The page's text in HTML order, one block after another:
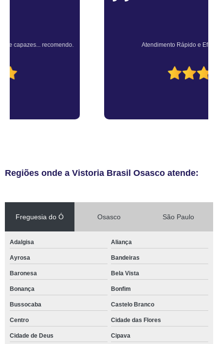
Atendimento Rápido e Eficiente pelo consultor.
Regiões onde a Vistoria Brasil Osasco atende:
Freguesia do Ó Osasco São Paulo
Adalgisa Aliança
Ayrosa Bandeiras
Baronesa Bela Vista
Bonança Bonfim
Bussocaba Castelo Branco
Centro Cidade das Flores
Cidade de Deus Cipava